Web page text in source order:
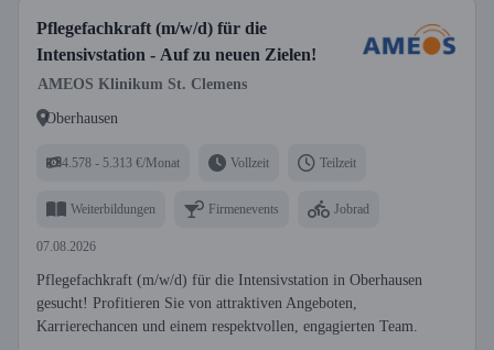
Pflegefachkraft (m/w/d) für die
Intensivstation - Auf zu neuen Zielen!
AMEOS Klinikum St. Clemens
Oberhausen
4.578 - 5.313 €/Monat Vollzeit Teilzeit
Weiterbildungen Firmenevents Jobrad
07.08.2026
Pflegefachkraft (m/w/d) für die Intensivstation in Oberhausen
gesucht! Profitieren Sie von attraktiven Angeboten,
Karrierechancen und einem respektvollen, engagierten Team.